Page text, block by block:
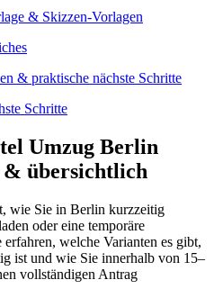
& Skizzen-Vorlagen
& praktische nächste Schritte
Schritte
Umzug Berlin
übersichtlich
wie Sie in Berlin kurzzeitig
oder eine temporäre
welche Varianten es gibt,
ist und wie Sie innerhalb von 15–
vollständigen Antrag